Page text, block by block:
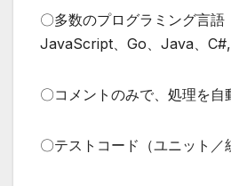
〇多数のプログラミング言語
JavaScript、Go、Java、
〇コメントのみで、処理を自
〇テストコード（ユニット／